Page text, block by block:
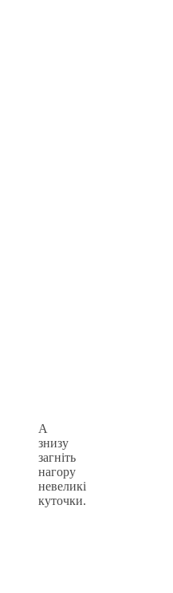
А
знизу
загніть
нагору
невеликі
куточки.